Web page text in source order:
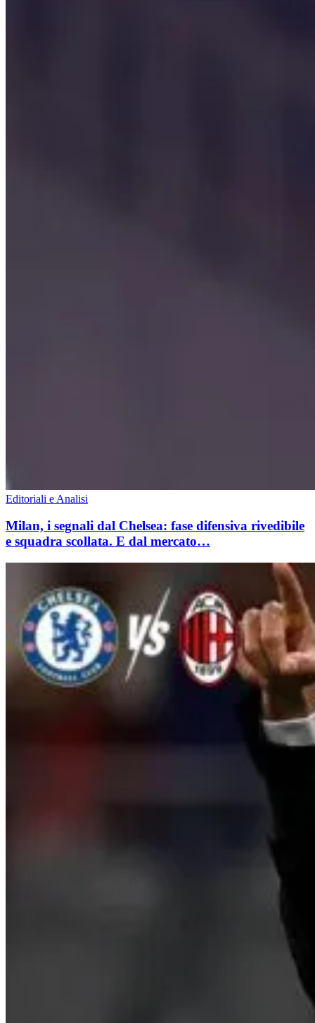
Editoriali e Analisi
Milan, i segnali dal Chelsea: fase difensiva rivedibile
e squadra scollata. E dal mercato…